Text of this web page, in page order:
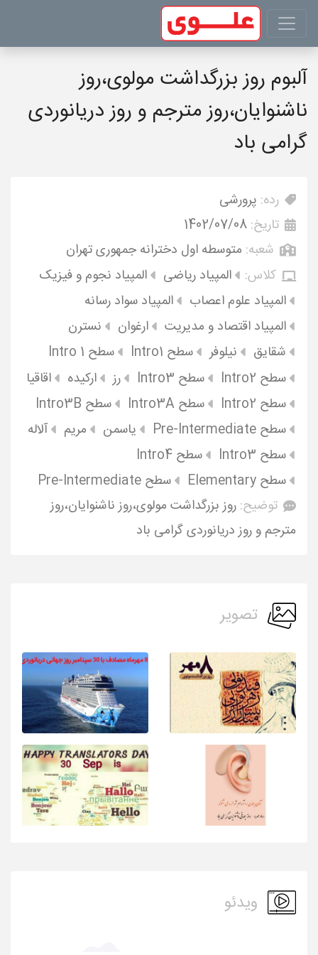
آلبوم روز بزرگداشت مولوی،روز
ناشنوایان،روز مترجم و روز دریانوردی
گرامی باد
رده: پرورشی
تاریخ: 1402/07/08
شعبه: متوسطه اول دخترانه جمهوری تهران
کلاس:
المپیاد ریاضی
المپیاد نجوم و فیزیک
المپیاد علوم اعصاب
المپیاد سواد رسانه
المپیاد اقتصاد و مدیریت
ارغوان
نسترن
شقایق
نیلوفر سطح Intro1
سطح Intro 1
سطح Intro2
سطح Intro3 رز ارکیده
اقاقیا
سطح Intro2
سطح Intro3A
سطح Intro3B
سطح Pre-Intermediate
یاسمن مریم
آلاله
سطح Intro3
سطح Intro4
سطح Elementary
سطح Pre-Intermediate
توضیح: روز بزرگداشت مولوی،روز ناشنوایان،روز
مترجم و روز دریانوردی گرامی باد
تصویر
ویدئو